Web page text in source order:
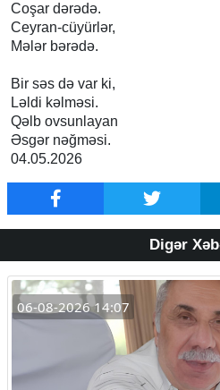
Coşar dərədə.
Ceyran-cüyürlər,
Mələr bərədə.
Bir səs də var ki,
Ləldi kəlməsi.
Qəlb ovsunlayan
Əsgər nəğməsi.
04.05.2026
Digər
06-08-2026 14:07